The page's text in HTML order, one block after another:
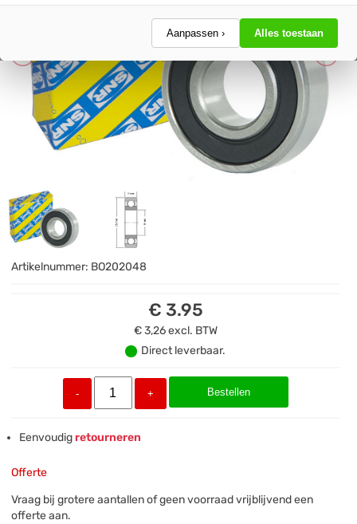
Aanpassen › Alles toestaan
Artikelnummer: BO202048
€ 3.95
€ 3,26excl. BTW
Direct leverbaar.
- + Bestellen
Eenvoudigretourneren
Offerte
Vraag bij grotere aantallen of geen voorraad vrijblijvend een
offerte aan.